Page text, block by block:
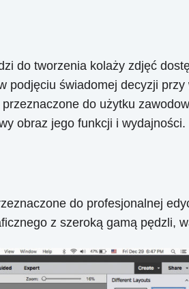
do tworzenia kolaży zdjęć
świadomej decyzji
do użytku
obraz jego funkcji i wydajności.
do profesjonalnej
z szeroką gamą pędzli,